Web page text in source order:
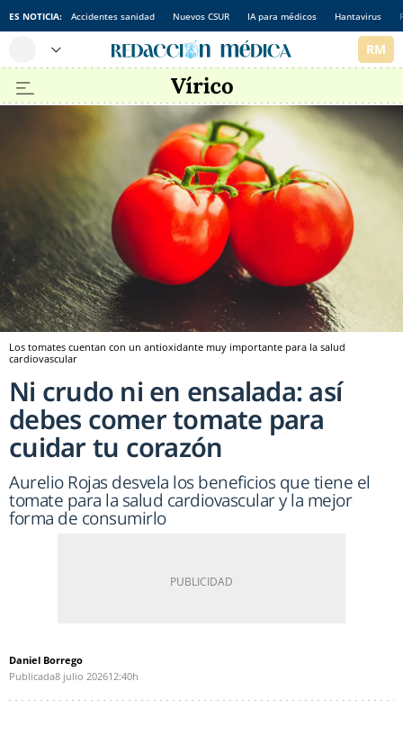
ES NOTICIA: Accidentes sanidad Nuevos CSUR IA para médicos Hantavirus
Los tomates cuentan con un antioxidante muy importante para la salud
cardiovascular
Ni crudo ni en ensalada: así
debes comer tomate para
cuidar tu corazón
Aurelio Rojas desvela los beneficios que tiene el
tomate para la salud cardiovascular y la mejor
forma de consumirlo
Daniel Borrego
Publicada8 julio 202612:40h